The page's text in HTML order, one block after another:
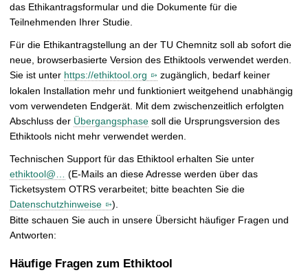
das Ethikantragsformular und die Dokumente für die
Teilnehmenden Ihrer Studie.
Für die Ethikantragstellung an der TU Chemnitz soll ab sofort die
neue, browserbasierte Version des Ethiktools verwendet werden.
Sie ist unter https://ethiktool.org
zugänglich, bedarf keiner
lokalen Installation mehr und funktioniert weitgehend unabhängig
vom verwendeten Endgerät. Mit dem zwischenzeitlich erfolgten
Abschluss der Übergangsphase soll die Ursprungsversion des
Ethiktools nicht mehr verwendet werden.
Technischen Support für das Ethiktool erhalten Sie unter
ethiktool@…
(E-Mails an diese Adresse werden über das
Ticketsystem OTRS verarbeitet; bitte beachten Sie die
Datenschutzhinweise
).
Bitte schauen Sie auch in unsere Übersicht häufiger Fragen und
Antworten:
Häufige Fragen zum Ethiktool